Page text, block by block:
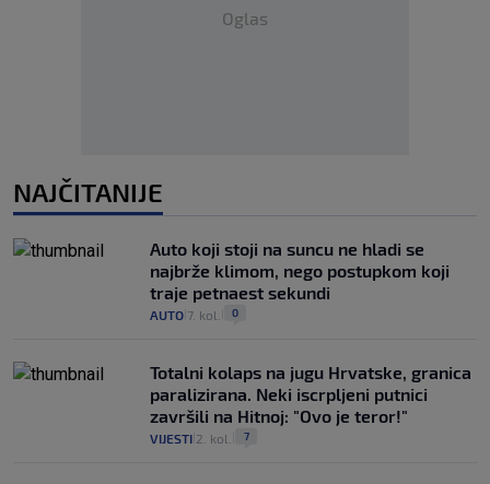
Oglas
NAJČITANIJE
Auto koji stoji na suncu ne hladi se
najbrže klimom, nego postupkom koji
traje petnaest sekundi
AUTO 7. kol. 0
Totalni kolaps na jugu Hrvatske, granica
paralizirana. Neki iscrpljeni putnici
završili na Hitnoj: "Ovo je teror!"
VIJESTI 2. kol. 7